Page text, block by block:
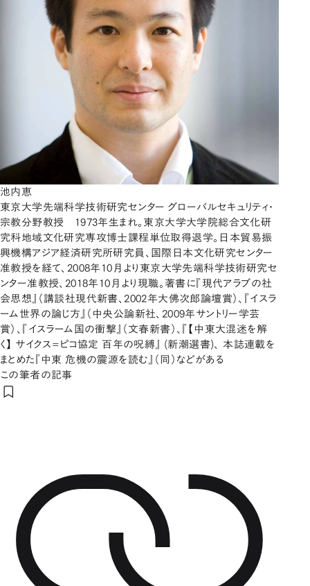
池内恵
東京大学先端科学技術研究センター グローバルセキュリティ・
宗教分野教授 1973年生まれ。東京大学大学院総合文化研
究科地域文化研究専攻博士課程単位取得退学。日本貿易振
興機構アジア経済研究所研究員、国際日本文化研究センター
准教授を経て、2008年10月より東京大学先端科学技術研究セ
ンター准教授、2018年10月より現職。著書に『現代アラブの社
会思想』（講談社現代新書、2002年大佛次郎論壇賞）、『イスラ
ーム世界の論じ方』（中央公論新社、2009年サントリー学芸
賞）、『イスラーム国の衝撃』（文春新書）、『【中東大混迷を解
く】 サイクス=ピコ協定 百年の呪縛』 (新潮選書)、 本誌連載を
まとめた『中東 危機の震源を読む』（同）などがある
この筆者の記事